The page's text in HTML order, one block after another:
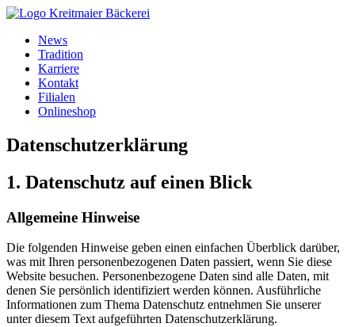
News
Tradition
Karriere
Kontakt
Filialen
Onlineshop
Datenschutz­erklärung
1. Datenschutz auf einen Blick
Allgemeine Hinweise
Die folgenden Hinweise geben einen einfachen Überblick darüber,
was mit Ihren personenbezogenen Daten passiert, wenn Sie diese
Website besuchen. Personenbezogene Daten sind alle Daten, mit
denen Sie persönlich identifiziert werden können. Ausführliche
Informationen zum Thema Datenschutz entnehmen Sie unserer
unter diesem Text aufgeführten Datenschutzerklärung.